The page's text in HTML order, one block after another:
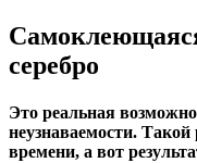
серебро
Это реальная
неузнаваемости.
времени, а вот